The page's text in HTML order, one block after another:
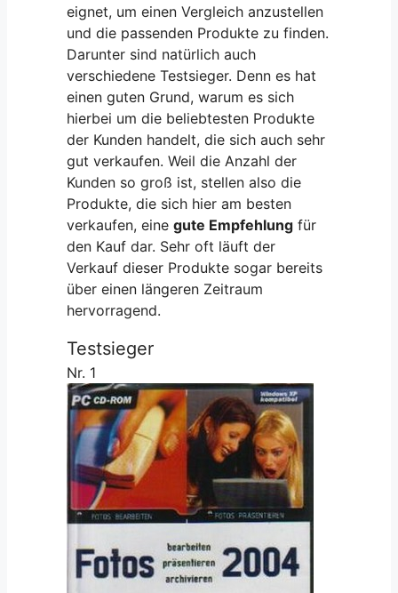
eignet, um einen Vergleich anzustellen
und die passenden Produkte zu finden.
Darunter sind natürlich auch
verschiedene Testsieger. Denn es hat
einen guten Grund, warum es sich
hierbei um die beliebtesten Produkte
der Kunden handelt, die sich auch sehr
gut verkaufen. Weil die Anzahl der
Kunden so groß ist, stellen also die
Produkte, die sich hier am besten
verkaufen, einegute Empfehlung für
den Kauf dar. Sehr oft läuft der
Verkauf dieser Produkte sogar bereits
über einen längeren Zeitraum
hervorragend.
Testsieger
Nr. 1